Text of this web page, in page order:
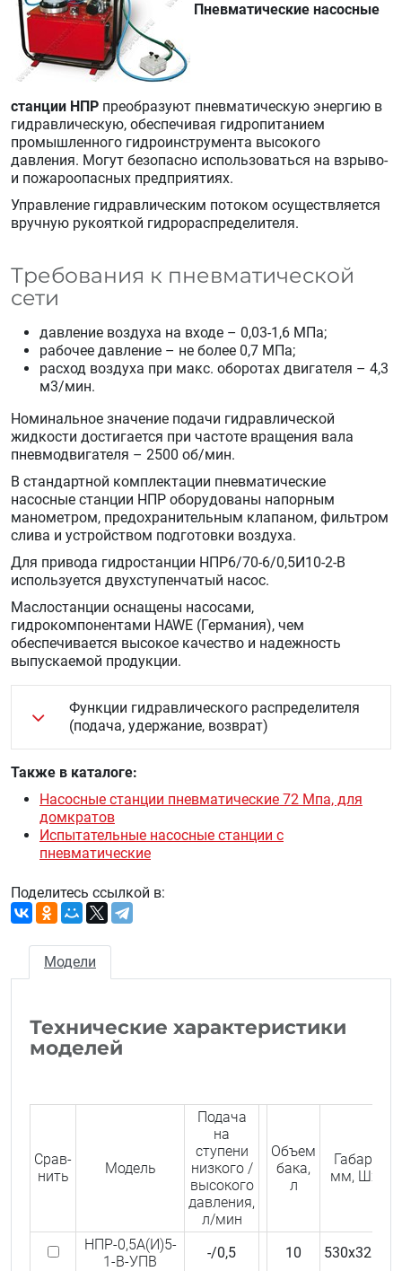
Пневматические насосные
станции НПР преобразуют пневматическую энергию в
гидравлическую, обеспечивая гидропитанием
промышленного гидроинструмента высокого
давления. Могут безопасно использоваться на взрыво-
и пожароопасных предприятиях.
Управление гидравлическим потоком осуществляется
вручную рукояткой гидрораспределителя.
Требования к пневматической
сети
давление воздуха на входе – 0,03-1,6 МПа;
рабочее давление – не более 0,7 МПа;
расход воздуха при макс. оборотах двигателя – 4,3
м3/мин.
Номинальное значение подачи гидравлической
жидкости достигается при частоте вращения вала
пневмодвигателя – 2500 об/мин.
В стандартной комплектации пневматические
насосные станции НПР оборудованы напорным
манометром, предохранительным клапаном, фильтром
слива и устройством подготовки воздуха.
Для привода гидростанции НПР6/70-6/0,5И10-2-В
используется двухступенчатый насос.
Маслостанции оснащены насосами,
гидрокомпонентами HAWE (Германия), чем
обеспечивается высокое качество и надежность
выпускаемой продукции.
Функции гидравлического распределителя
(подача, удержание, возврат)
Также в каталоге:
Насосные станции пневматические 72 Мпа, для
домкратов
Испытательные насосные станции с
пневматические
Поделитесь ссылкой в:
Модели
Технические характеристики
моделей
Срав­
нить
Модель
Подача
на
ступени
низкого /
высокого
давления,
л/мин
Объем
бака,
л
Габариты,
мм,
НПР-0,5А(И)5-
1-В-УПВ
-/0,5 10